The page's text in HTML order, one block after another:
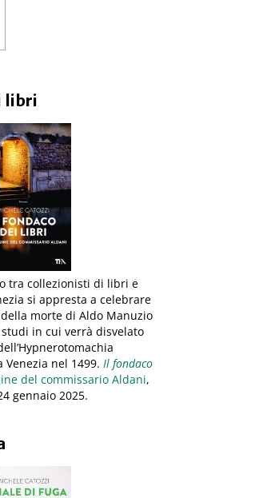
libri
tra collezionisti di libri e
si appresta a celebrare
morte di Aldo Manuzio
in cui verrà disvelato
nel 1499. Il fondaco
del commissario Aldani,
gennaio 2025.